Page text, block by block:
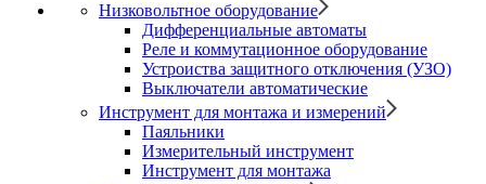
Низковольтное оборудование
Дифференциальные автоматы
Реле и коммутационное оборудование
Устроиства защитного отключения (УЗО)
Выключатели автоматические
Инструмент для монтажа и измерений
Паяльники
Измерительный инструмент
Инструмент для монтажа